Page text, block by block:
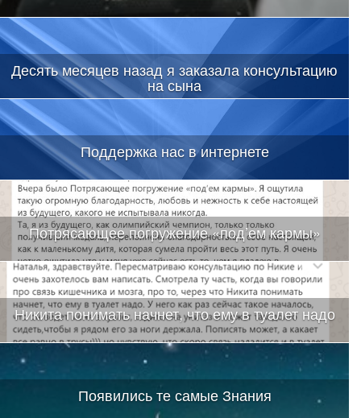
Десять месяцев назад я заказала консультацию
на сына
Поддержка нас в интернете
Потрясающее погружение «под’ем кармы»
Никита понимать начнет, что ему в туалет надо
Появились те самые Знания